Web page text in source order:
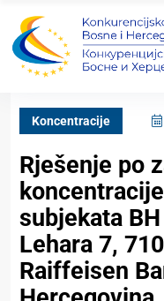
Koncentracije
Rješenje po
subjekata
Lehara 7,
Raiffeisen